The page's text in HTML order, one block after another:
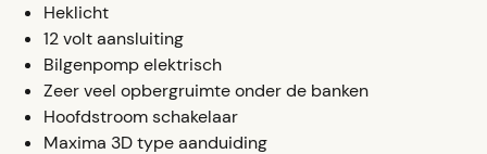
Heklicht
12 volt aansluiting
Bilgenpomp elektrisch
Zeer veel opbergruimte onder de banken
Hoofdstroom schakelaar
Maxima 3D type aanduiding